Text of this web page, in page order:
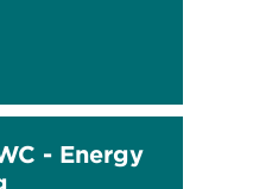
- Energy